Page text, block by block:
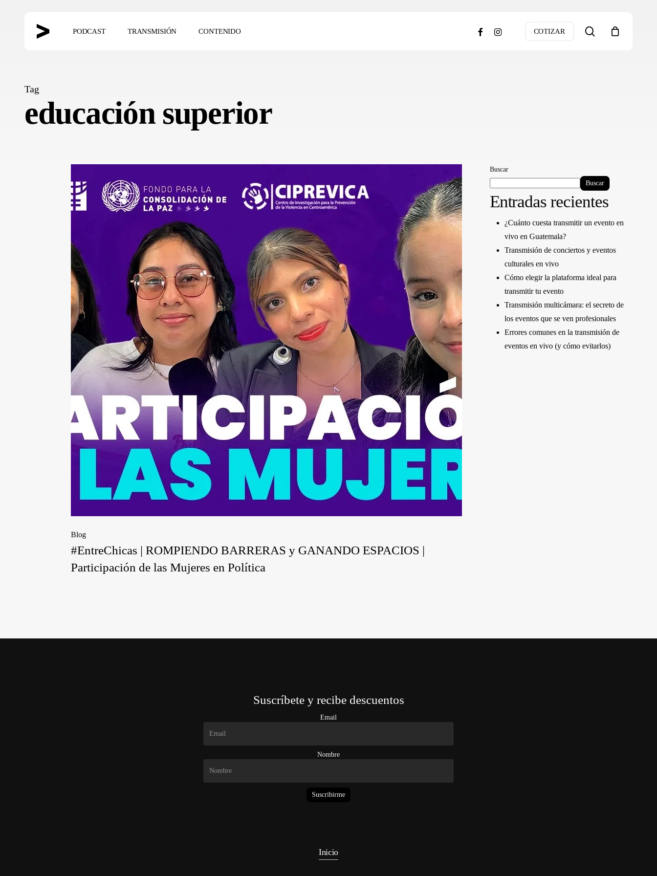
PODCAST TRANSMISIÓN CONTENIDO COTIZAR search
facebookinstagram
Tag
educación superior
Blog
#EntreChicas | ROMPIENDO BARRERAS y GANANDO ESPACIOS |
Participación de las Mujeres en Política
Buscar
Buscar
Entradas recientes
¿Cuánto cuesta transmitir un evento en
vivo en Guatemala?
Transmisión de conciertos y eventos
culturales en vivo
Cómo elegir la plataforma ideal para
transmitir tu evento
Transmisión multicámara: el secreto de
los eventos que se ven profesionales
Errores comunes en la transmisión de
eventos en vivo (y cómo evitarlos)
Suscríbete y recibe descuentos
Email
Nombre
Suscribirme
Inicio